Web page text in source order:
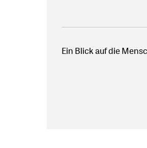
Ein Blick auf die